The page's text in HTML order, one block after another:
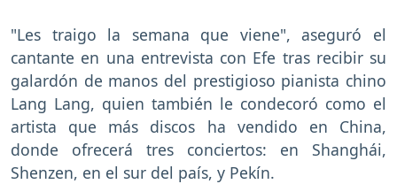
"Les traigo la semana que viene", aseguró el
cantante en una entrevista con Efe tras recibir su
galardón de manos del prestigioso pianista chino
Lang Lang, quien también le condecoró como el
artista que más discos ha vendido en China,
donde ofrecerá tres conciertos: en Shanghái,
Shenzen, en el sur del país, y Pekín.